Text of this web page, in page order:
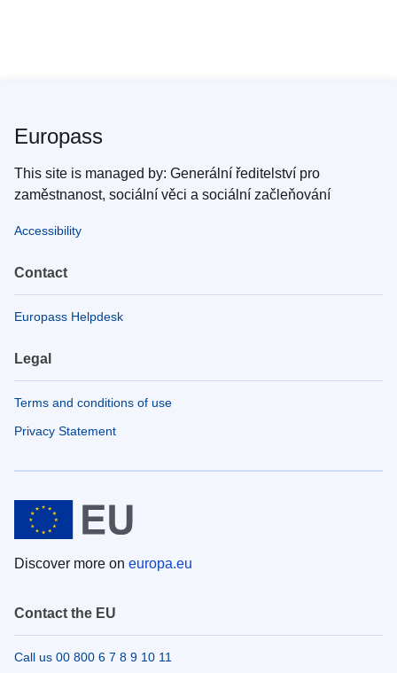
Europass
This site is managed by: Generální ředitelství pro
zaměstnanost, sociální věci a sociální začleňování
Accessibility
Contact
Europass Helpdesk
Legal
Terms and conditions of use
Privacy Statement
Discover more on europa.eu
Contact the EU
Call us 00 800 6 7 8 9 10 11